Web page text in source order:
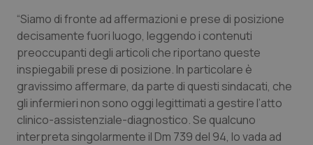
Liguria
Lombardia
Marche
Molise
Disturbi dell’umore
Dolore
Donna & Salute
Epatiti
“Siamo di fronte ad affermazioni e prese di posizione
decisamente fuori luogo, leggendo i contenuti
preoccupanti degli articoli che riportano queste
inspiegabili prese di posizione. In particolare è
gravissimo affermare, da parte di questi sindacati, che
gli infermieri non sono oggi legittimati a gestire l’atto
clinico-assistenziale-diagnostico. Se qualcuno
interpreta singolarmente il Dm 739 del 94, lo vada ad